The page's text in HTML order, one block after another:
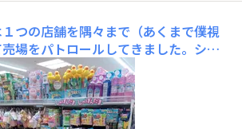
つの店舗を隅々まで（あくまで僕視
場をパトロールしてきました。シャ
ど、ガトリングバブルガン！？楽しそ
ウォーター系がびっしり😳デカブツ系
見るたびにDAISOはもう玩具屋さんな
しまいます！消火器は面白いです